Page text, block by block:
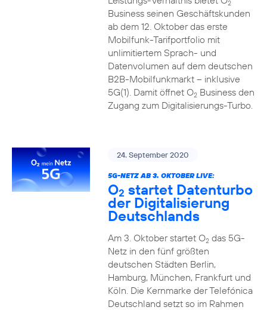
2
Business seinen Geschäftskunden
ab dem 12. Oktober das erste
Mobilfunk-Tarifportfolio mit
unlimitiertem Sprach- und
Datenvolumen auf dem deutschen
B2B-Mobilfunkmarkt – inklusive
5G(1). Damit öffnet O2Business den
Zugang zum Digitalisierungs-Turbo.
24. September 2020
5G-NETZ AB 3. OKTOBER LIVE:
O2 startet Datenturbo
der Digitalisierung
Deutschlands
Am 3. Oktober startet O2das 5G-
Netz in den fünf größten
deutschen Städten Berlin,
Hamburg, München, Frankfurt und
Köln. Die Kernmarke der Telefónica
Deutschland setzt so im Rahmen